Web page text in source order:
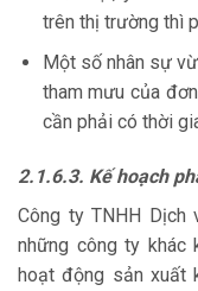
trên thị trường thì
Một số nhân sự
tham mưu của
cần phải có thời
2.1.6.3. Kế hoạch
Công ty TNHH Dịch
những công ty khác
hoạt động sản xuất